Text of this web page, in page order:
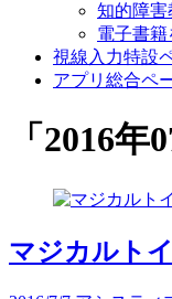
知的障害
電子書籍
視線入力特設
アプリ総合ペ
「 2016年
マジカルト